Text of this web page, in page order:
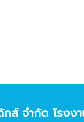
กส์ จํากัด โรงง